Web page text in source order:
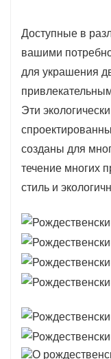
Доступные в
вашими
для украшения
Эти
созданы для
течение многих
стиль и